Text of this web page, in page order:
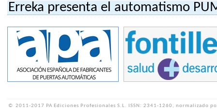
Erreka presenta el automatismo
© 2011-2017 PA Ediciones Profesionales S.L. ISSN: 2341-1260, normalizado